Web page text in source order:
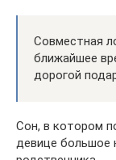
Совместная
ближайшее
дорогой
Сон, в котором
девице большое